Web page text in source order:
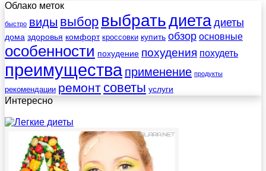
Облако меток
быстро виды выбор выбратьдиета диеты
дома здоровья комфорт кроссовки купить обзор основные
особенности похудение похудения похудеть
преимущества применение продукты
рекомендации ремонт советы услуги
Интересно